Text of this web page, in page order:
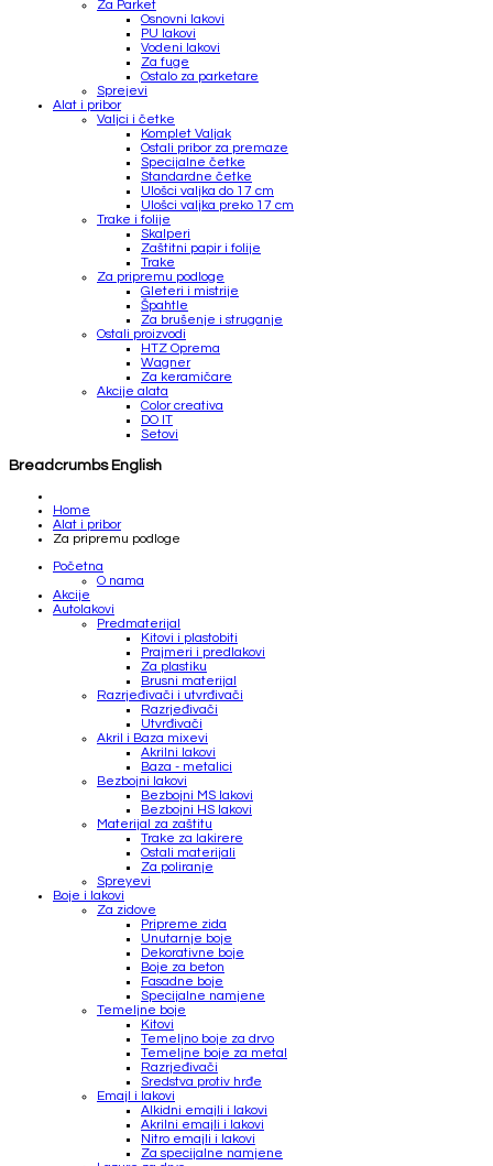
Za Parket
Osnovni lakovi
PU lakovi
Vodeni lakovi
Za fuge
Ostalo za parketare
Sprejevi
Alat i pribor
Valjci i četke
Komplet Valjak
Ostali pribor za premaze
Specijalne četke
Standardne četke
Ulošci valjka do 17 cm
Ulošci valjka preko 17 cm
Trake i folije
Skalperi
Zaštitni papir i folije
Trake
Za pripremu podloge
Gleteri i mistrije
Špahtle
Za brušenje i struganje
Ostali proizvodi
HTZ Oprema
Wagner
Za keramičare
Akcije alata
Color creativa
DO IT
Setovi
Breadcrumbs English
Home
Alat i pribor
Za pripremu podloge
Početna
O nama
Akcije
Autolakovi
Predmaterijal
Kitovi i plastobiti
Prajmeri i predlakovi
Za plastiku
Brusni materijal
Razrjeđivači i utvrđivači
Razrjeđivači
Utvrđivači
Akril i Baza mixevi
Akrilni lakovi
Baza - metalici
Bezbojni lakovi
Bezbojni MS lakovi
Bezbojni HS lakovi
Materijal za zaštitu
Trake za lakirere
Ostali materijali
Za poliranje
Spreyevi
Boje i lakovi
Za zidove
Pripreme zida
Unutarnje boje
Dekorativne boje
Boje za beton
Fasadne boje
Specijalne namjene
Temeljne boje
Kitovi
Temeljno boje za drvo
Temeljne boje za metal
Razrjeđivači
Sredstva protiv hrđe
Emajl i lakovi
Alkidni emajli i lakovi
Akrilni emajli i lakovi
Nitro emajli i lakovi
Za specijalne namjene